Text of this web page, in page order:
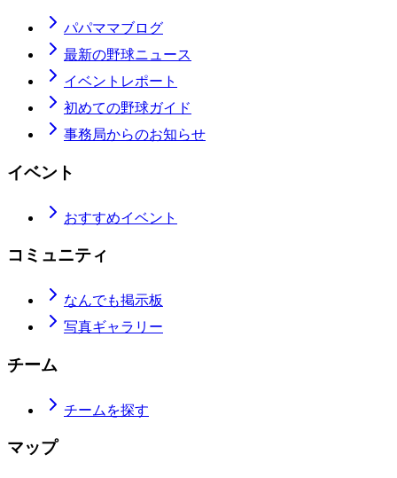
パパママブログ
最新の野球ニュース
イベントレポート
初めての野球ガイド
事務局からのお知らせ
イベント
おすすめイベント
コミュニティ
なんでも掲示板
写真ギャラリー
チーム
チームを探す
マップ